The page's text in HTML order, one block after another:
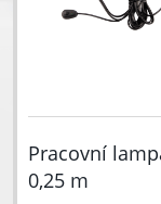
Pracovní
0,25 m